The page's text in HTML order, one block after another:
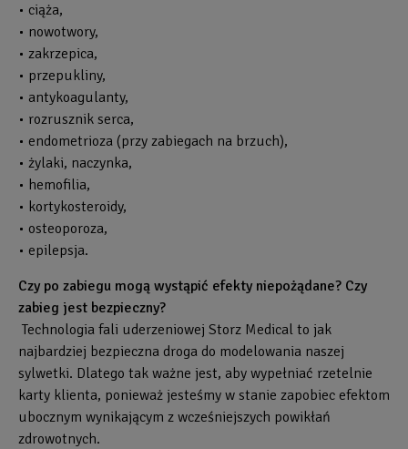
• ciąża,
• nowotwory,
• zakrzepica,
• przepukliny,
• antykoagulanty,
• rozrusznik serca,
• endometrioza (przy zabiegach na brzuch),
• żylaki, naczynka,
• hemofilia,
• kortykosteroidy,
• osteoporoza,
• epilepsja.
Czy po zabiegu mogą wystąpić efekty niepożądane? Czy
zabieg jest bezpieczny?
Technologia fali uderzeniowej Storz Medical to jak
najbardziej bezpieczna droga do modelowania naszej
sylwetki. Dlatego tak ważne jest, aby wypełniać rzetelnie
karty klienta, ponieważ jesteśmy w stanie zapobiec efektom
ubocznym wynikającym z wcześniejszych powikłań
zdrowotnych.